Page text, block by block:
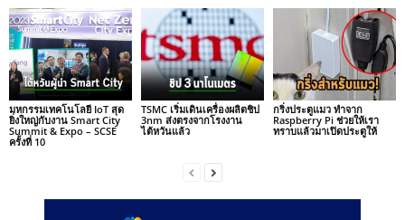
มหกรรมเทคโนโลยี IoT สุด
ยิ่งใหญ่กับงาน Smart City
Summit & Expo – SCSE
ครั้งที่ 10
TSMC เริ่มเดินเครื่องผลิตชิป
3nm ส่งตรงจากโรงงาน
ไต้หวันแล้ว
กริ่งประตูแมว ทำจาก
Raspberry Pi ช่วยให้เรา
ทราบแล้วมาเปิดประตูให้